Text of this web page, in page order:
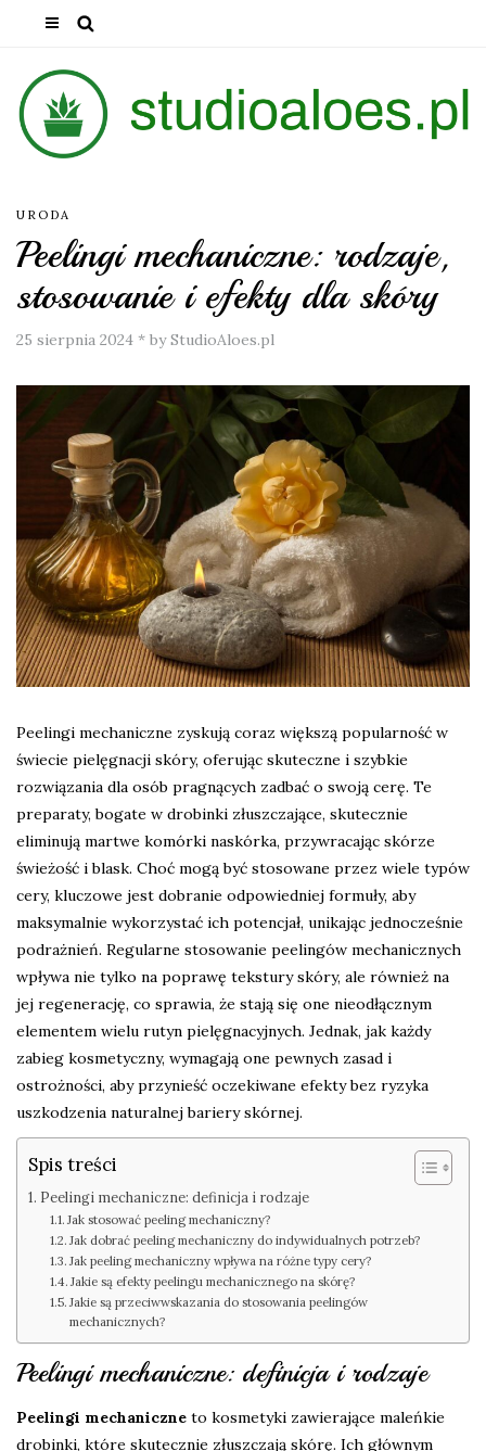
URODA
Peelingi mechaniczne: rodzaje,
stosowanie i efekty dla skóry
25 sierpnia 2024 * by StudioAloes.pl
Peelingi mechaniczne zyskują coraz większą popularność w
świecie pielęgnacji skóry, oferując skuteczne i szybkie
rozwiązania dla osób pragnących zadbać o swoją cerę. Te
preparaty, bogate w drobinki złuszczające, skutecznie
eliminują martwe komórki naskórka, przywracając skórze
świeżość i blask. Choć mogą być stosowane przez wiele typów
cery, kluczowe jest dobranie odpowiedniej formuły, aby
maksymalnie wykorzystać ich potencjał, unikając jednocześnie
podrażnień. Regularne stosowanie peelingów mechanicznych
wpływa nie tylko na poprawę tekstury skóry, ale również na
jej regenerację, co sprawia, że stają się one nieodłącznym
elementem wielu rutyn pielęgnacyjnych. Jednak, jak każdy
zabieg kosmetyczny, wymagają one pewnych zasad i
ostrożności, aby przynieść oczekiwane efekty bez ryzyka
uszkodzenia naturalnej bariery skórnej.
Spis treści
Peelingi mechaniczne: definicja i rodzaje
Jak stosować peeling mechaniczny?
Jak dobrać peeling mechaniczny do indywidualnych potrzeb?
Jak peeling mechaniczny wpływa na różne typy cery?
Jakie są efekty peelingu mechanicznego na skórę?
Jakie są przeciwwskazania do stosowania peelingów
mechanicznych?
Peelingi mechaniczne: definicja i rodzaje
Peelingi mechaniczne to kosmetyki zawierające maleńkie
drobinki, które skutecznie złuszczają skórę. Ich głównym